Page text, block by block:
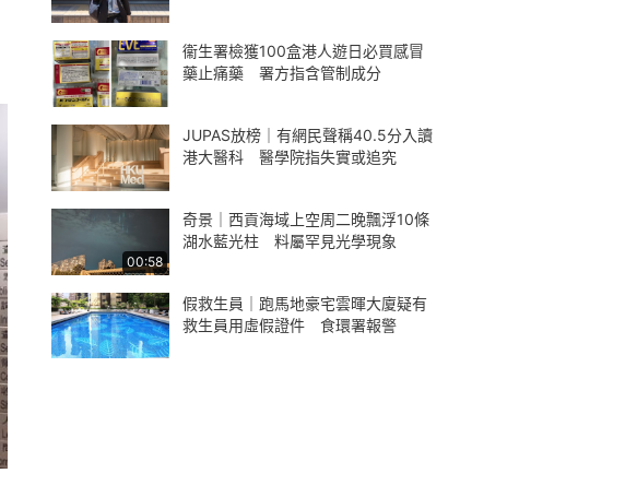
衞生署檢獲100盒港人遊日必買感冒
藥止痛藥 署方指含管制成分
JUPAS放榜｜有網民聲稱40.5分入讀
港大醫科 醫學院指失實或追究
00:58
奇景｜西貢海域上空周二晚飄浮10條
湖水藍光柱 料屬罕見光學現象
假救生員｜跑馬地豪宅雲暉大廈疑有
救生員用虛假證件 食環署報警